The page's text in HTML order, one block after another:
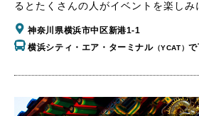
るとたくさんの人がイベントを楽しみ
神奈川県横浜市中区新港1-1
横浜シティ・エア・ターミナル（YCAT）で